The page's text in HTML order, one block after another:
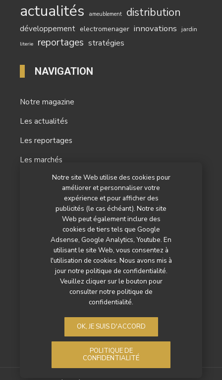
Notre site Web utilise des cookies pour
améliorer et personnaliser votre
expérience et pour afficher des
publicités (le cas échéant). Notre site
Web peut également inclure des
cookies de tiers tels que Google
Adsense, Google Analytics, Youtube. En
utilisant le site Web, vous consentez à
l'utilisation de cookies. Nous avons mis à
jour notre politique de confidentialité.
Veuillez cliquer sur le bouton pour
consulter notre politique de
confidentialité.
OK, JE SUIS D'ACCORD
POLITIQUE DE
CONFIDENTIALITÉ
actualités ameublement distribution
développement electromenager innovations jardin
literie reportages stratégies
NAVIGATION
Notre magazine
Les actualités
Les reportages
Les marchés
Nos autres titres
Qui sommes-nous ?
Contactez-nous
Mentions légales
Politique de confidentialité